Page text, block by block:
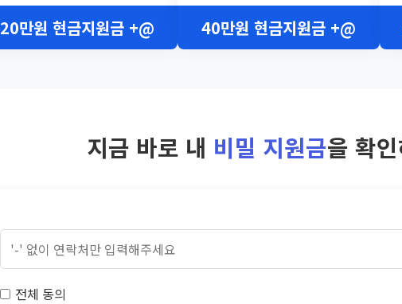
20만원 현금지원금 +@ 40만원 현금지원금 +@
지금 바로 내 비밀 지원금을 확
전체 동의